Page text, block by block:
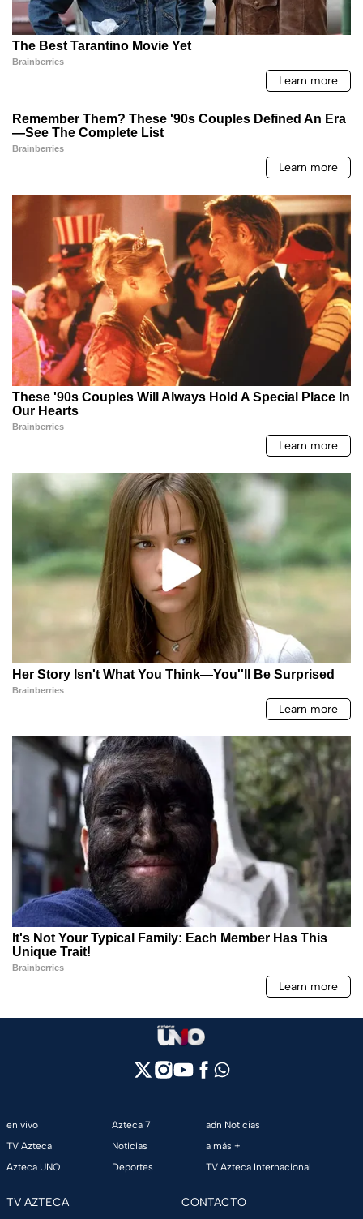
en vivo
TV Azteca
Azteca UNO
Azteca 7
Noticias
Deportes
adn Noticias
a más +
TV Azteca Internacional
TV AZTECA CONTACTO